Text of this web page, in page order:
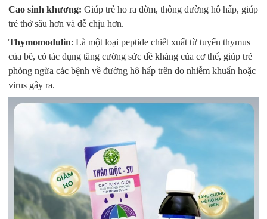
Cao sinh khương: Giúp trẻ ho ra đờm, thông đường hô hấp, giúp
trẻ thở sâu hơn và dễ chịu hơn.
Thymomodulin: Là một loại peptide chiết xuất từ tuyến thymus
của bê, có tác dụng tăng cường sức đề kháng của cơ thể, giúp trẻ
phòng ngừa các bệnh về đường hô hấp trên do nhiễm khuẩn hoặc
virus gây ra.